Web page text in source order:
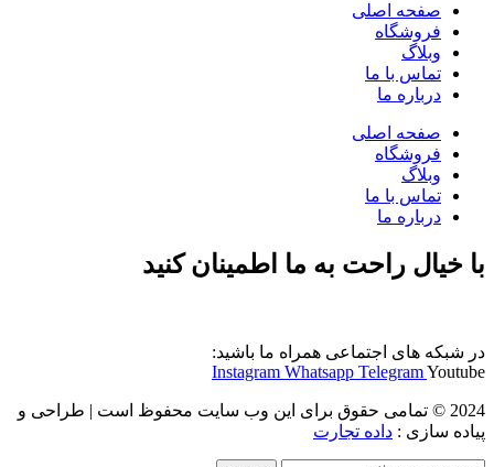
صفحه اصلی
فروشگاه
وبلاگ
تماس با ما
درباره ما
صفحه اصلی
فروشگاه
وبلاگ
تماس با ما
درباره ما
با خیال راحت به ما اطمینان کنید
در شبکه های اجتماعی همراه ما باشید:
Instagram Whatsapp TelegramYoutube
2024 © تمامی حقوق برای این وب سایت محفوظ است | طراحی و
پیاده سازی : داده تجارت